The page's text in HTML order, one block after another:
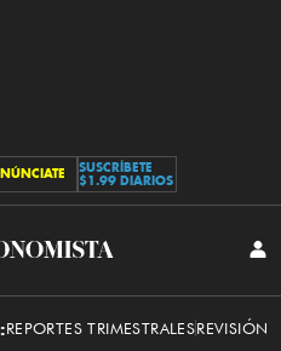
SUSCRÍBETE
$1.99 DIARIOS
El
REPORTES TRIMESTRALESREVISIÓN